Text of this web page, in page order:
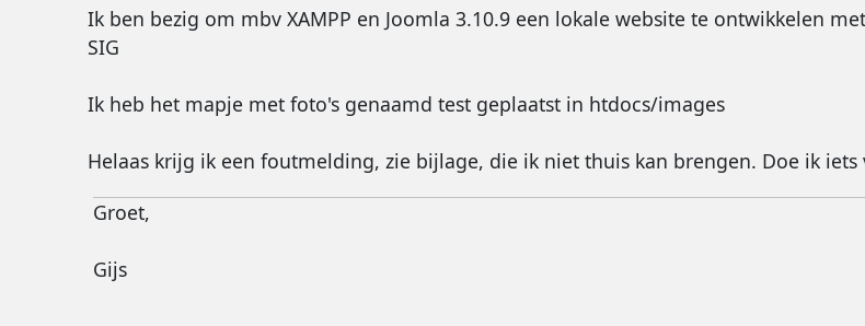
Ik ben bezig om mbv XAMPP en Joomla 3.10.9 een lokale website te ontwikkelen
SIG
Ik heb het mapje met foto's genaamd test geplaatst in htdocs/images
Helaas krijg ik een foutmelding, zie bijlage, die ik niet thuis kan brengen. Doe ik iets
Groet,
Gijs